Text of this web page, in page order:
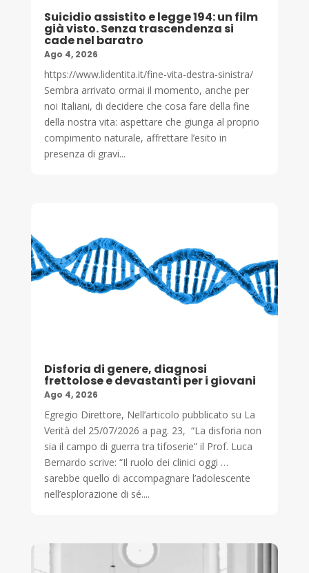
Suicidio assistito e legge 194: un film
già visto. Senza trascendenza si
cade nel baratro
Ago 4, 2026
https://www.lidentita.it/fine-vita-destra-sinistra/
Sembra arrivato ormai il momento, anche per
noi Italiani, di decidere che cosa fare della fine
della nostra vita: aspettare che giunga al proprio
compimento naturale, affrettare l’esito in
presenza di gravi...
Disforia di genere, diagnosi
frettolose e devastanti per i giovani
Ago 4, 2026
Egregio Direttore, Nell’articolo pubblicato su La
Verità del 25/07/2026 a pag. 23, “La disforia non
sia il campo di guerra tra tifoserie” il Prof. Luca
Bernardo scrive: “Il ruolo dei clinici oggi …
sarebbe quello di accompagnare l’adolescente
nell’esplorazione di sé....